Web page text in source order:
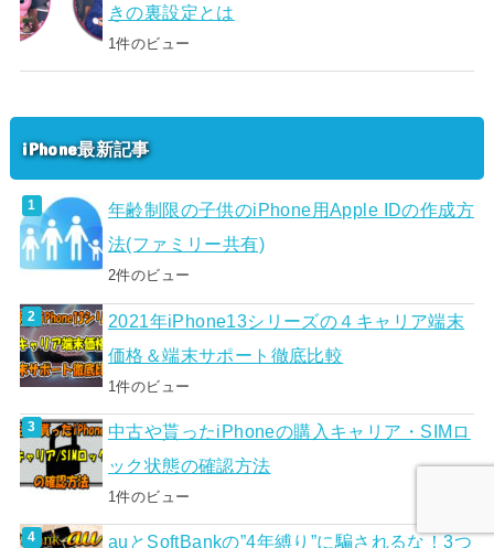
きの裏設定とは
1件のビュー
iPhone最新記事
年齢制限の子供のiPhone用Apple IDの作成方
法(ファミリー共有)
2件のビュー
2021年iPhone13シリーズの４キャリア端末
価格＆端末サポート徹底比較
1件のビュー
中古や貰ったiPhoneの購入キャリア・SIMロ
ック状態の確認方法
1件のビュー
auとSoftBankの”4年縛り”に騙されるな！3つ